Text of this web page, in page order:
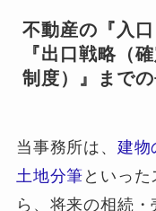
不動産の『入
『出口戦略（
制度）』まで
当事務所は、 建物
土地分筆 といっ
ら、将来の相続